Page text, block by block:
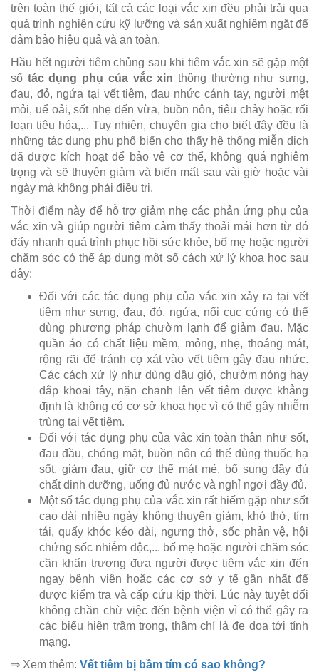
trên toàn thế giới, tất cả các loại vắc xin đều phải trải qua
quá trình nghiên cứu kỹ lưỡng và sản xuất nghiêm ngặt để
đảm bảo hiệu quả và an toàn.
Hầu hết người tiêm chủng sau khi tiêm vắc xin sẽ gặp một
số tác dụng phụ của vắc xin thông thường như sưng,
đau, đỏ, ngứa tại vết tiêm, đau nhức cánh tay, người mệt
mỏi, uể oải, sốt nhẹ đến vừa, buồn nôn, tiêu chảy hoặc rối
loạn tiêu hóa,... Tuy nhiên, chuyên gia cho biết đây đều là
những tác dụng phụ phổ biến cho thấy hệ thống miễn dịch
đã được kích hoạt để bảo vệ cơ thể, không quá nghiêm
trọng và sẽ thuyên giảm và biến mất sau vài giờ hoặc vài
ngày mà không phải điều trị.
Thời điểm này để hỗ trợ giảm nhẹ các phản ứng phụ của
vắc xin và giúp người tiêm cảm thấy thoải mái hơn từ đó
đẩy nhanh quá trình phục hồi sức khỏe, bố mẹ hoặc người
chăm sóc có thể áp dụng một số cách xử lý khoa học sau
đây:
Đối với các tác dụng phụ của vắc xin xảy ra tại vết
tiêm như sưng, đau, đỏ, ngứa, nổi cục cứng có thể
dùng phương pháp chườm lạnh để giảm đau. Mặc
quần áo có chất liệu mềm, mỏng, nhẹ, thoáng mát,
rộng rãi để tránh cọ xát vào vết tiêm gây đau nhức.
Các cách xử lý như dùng dầu gió, chườm nóng hay
đắp khoai tây, nặn chanh lên vết tiêm được khẳng
định là không có cơ sở khoa học vì có thể gây nhiễm
trùng tại vết tiêm.
Đối với tác dụng phụ của vắc xin toàn thân như sốt,
đau đầu, chóng mặt, buồn nôn có thể dùng thuốc hạ
sốt, giảm đau, giữ cơ thể mát mẻ, bổ sung đầy đủ
chất dinh dưỡng, uống đủ nước và nghỉ ngơi đầy đủ.
Một số tác dụng phụ của vắc xin rất hiếm gặp như sốt
cao dài nhiều ngày không thuyên giảm, khó thở, tím
tái, quấy khóc kéo dài, ngưng thở, sốc phản vệ, hội
chứng sốc nhiễm độc,... bố mẹ hoặc người chăm sóc
cần khẩn trương đưa người được tiêm vắc xin đến
ngay bệnh viện hoặc các cơ sở y tế gần nhất để
được kiểm tra và cấp cứu kịp thời. Lúc này tuyệt đối
không chần chừ việc đến bệnh viện vì có thể gây ra
các biểu hiện trầm trọng, thậm chí là đe dọa tới tính
mạng.
⇒ Xem thêm: Vết tiêm bị bầm tím có sao không?